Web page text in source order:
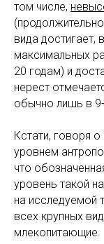
том числе,
вида достигает,
максимальных
20 годам) и
нерест
обычно лишь в
Кстати, говоря о
уровнем
что
уровень такой
на исследуемой
всех крупных
млекопитающие.